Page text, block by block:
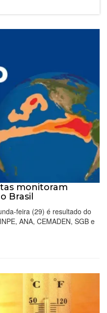
monitoram
Brasil
feira (29) é resultado do
ANA, CEMADEN, SGB e